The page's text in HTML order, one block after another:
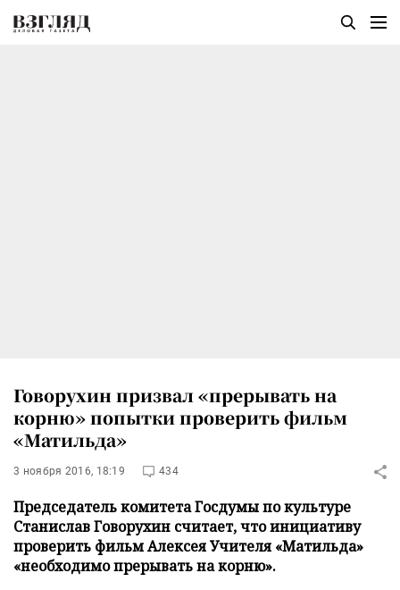
Говорухин призвал «прерывать на
корню» попытки проверить фильм
«Матильда»
3 ноября 2016, 18:19 434
Председатель комитета Госдумы по культуре
Станислав Говорухин считает, что инициативу
проверить фильм Алексея Учителя «Матильда»
«необходимо прерывать на корню».